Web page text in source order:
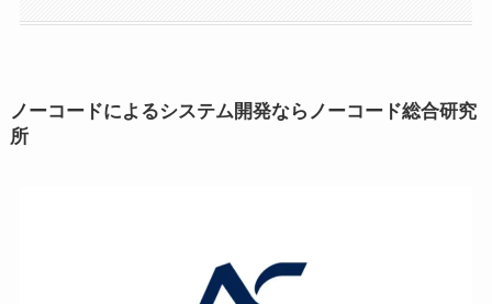
ノーコードによるシステム開発ならノーコード総合研究
所